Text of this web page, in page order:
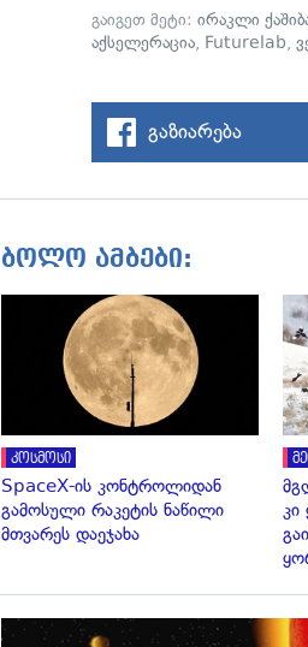
გაიგეთ მეტი:ირაკლი
აქსელერაცია, Futurelab,
გაზიარება
ბოლო ამბები:
კოსმოსი
SpaceX-ის კონტროლიდან
გამოსული რაკეტის ნაწილი
მთვარეს დაეჯახა
კი